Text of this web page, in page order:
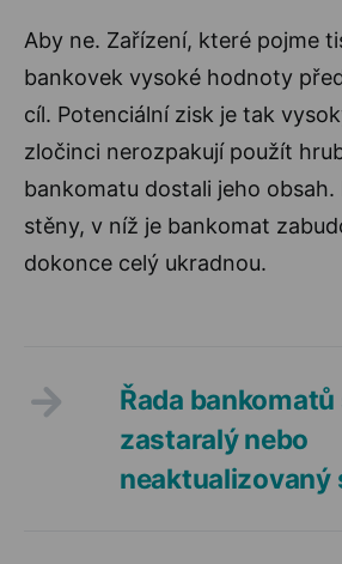
Aby ne. Zařízení, které pojme
bankovek vysoké hodnoty
cíl. Potenciální zisk je tak
zločinci nerozpakují použít
bankomatu dostali jeho obsah.
stěny, v níž je bankomat
dokonce celý ukradnou.
Řada
zastaralý nebo
neaktualizovaný